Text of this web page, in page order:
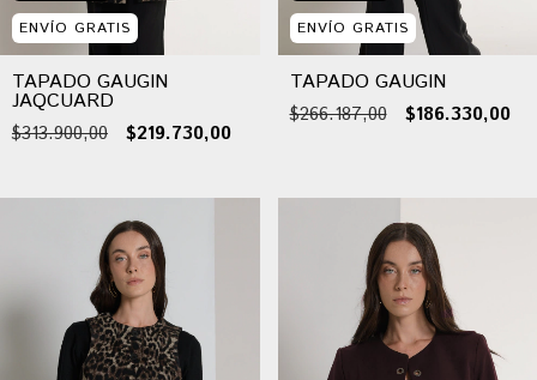
ENVÍO GRATIS
TAPADO GAUGIN
JAQCUARD
$313.900,00 $219.730,00
ENVÍO GRATIS
TAPADO GAUGIN
$266.187,00 $186.330,00